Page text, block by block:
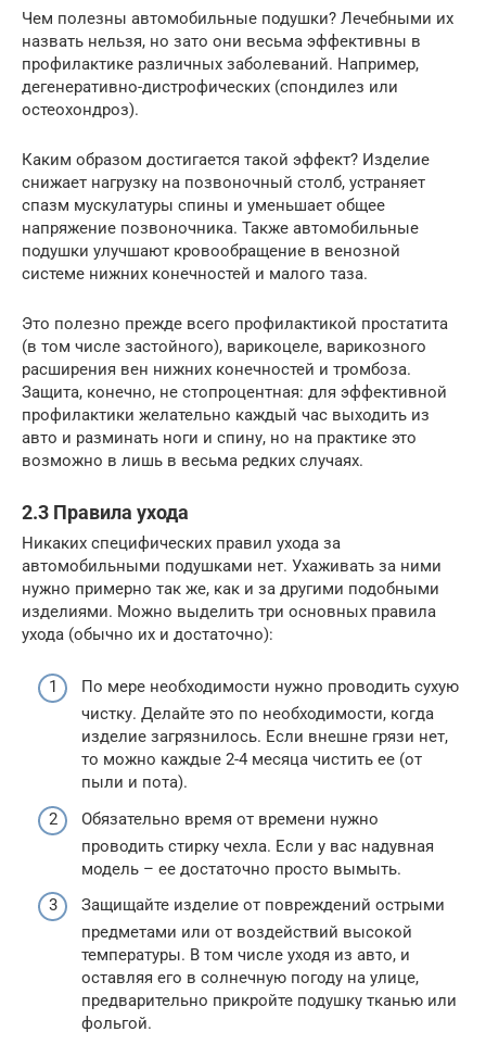
Чем полезны автомобильные подушки? Лечебными их
назвать нельзя, но зато они весьма эффективны в
профилактике различных заболеваний. Например,
дегенеративно-дистрофических (спондилез или
остеохондроз).
Каким образом достигается такой эффект? Изделие
снижает нагрузку на позвоночный столб, устраняет
спазм мускулатуры спины и уменьшает общее
напряжение позвоночника. Также автомобильные
подушки улучшают кровообращение в венозной
системе нижних конечностей и малого таза.
Это полезно прежде всего профилактикой простатита
(в том числе застойного), варикоцеле, варикозного
расширения вен нижних конечностей и тромбоза.
Защита, конечно, не стопроцентная: для эффективной
профилактики желательно каждый час выходить из
авто и разминать ноги и спину, но на практике это
возможно в лишь в весьма редких случаях.
2.3 Правила ухода
Никаких специфических правил ухода за
автомобильными подушками нет. Ухаживать за ними
нужно примерно так же, как и за другими подобными
изделиями. Можно выделить три основных правила
ухода (обычно их и достаточно):
По мере необходимости нужно проводить сухую
чистку. Делайте это по необходимости, когда
изделие загрязнилось. Если внешне грязи нет,
то можно каждые 2-4 месяца чистить ее (от
пыли и пота).
Обязательно время от времени нужно
проводить стирку чехла. Если у вас надувная
модель – ее достаточно просто вымыть.
Защищайте изделие от повреждений острыми
предметами или от воздействий высокой
температуры. В том числе уходя из авто, и
оставляя его в солнечную погоду на улице,
предварительно прикройте подушку тканью или
фольгой.